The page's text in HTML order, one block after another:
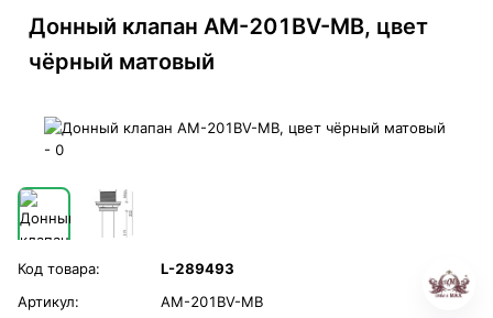
Донный клапан AM-201BV-MB, цвет
чёрный матовый
Код товара:
L-289493
Артикул:
AM-201BV-MB